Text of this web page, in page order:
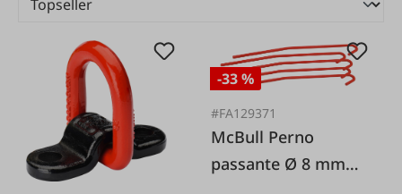
-33 %
#FA129371
McBull Perno
passante Ø 8 mm